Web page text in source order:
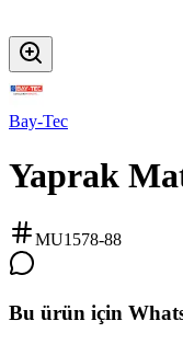
Bay-Tec
Yaprak
MU1578-88
Bu ürün için